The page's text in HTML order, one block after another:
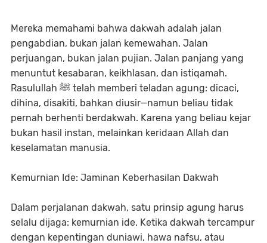
Mereka memahami bahwa dakwah adalah jalan
pengabdian, bukan jalan kemewahan. Jalan
perjuangan, bukan jalan pujian. Jalan panjang yang
menuntut kesabaran, keikhlasan, dan istiqamah.
Rasulullah ﷺ telah memberi teladan agung: dicaci,
dihina, disakiti, bahkan diusir—namun beliau tidak
pernah berhenti berdakwah. Karena yang beliau kejar
bukan hasil instan, melainkan keridaan Allah dan
keselamatan manusia.
Kemurnian Ide: Jaminan Keberhasilan Dakwah
Dalam perjalanan dakwah, satu prinsip agung harus
selalu dijaga: kemurnian ide. Ketika dakwah tercampur
dengan kepentingan duniawi, hawa nafsu, atau